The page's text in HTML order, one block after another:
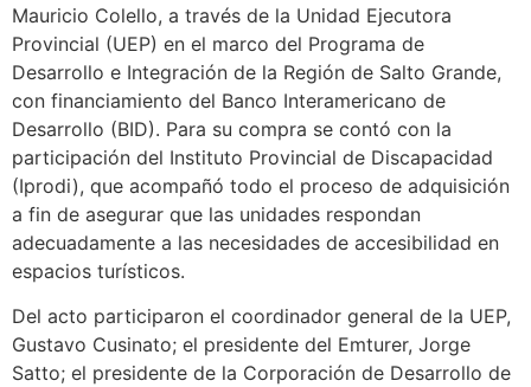
Mauricio Colello, a través de la Unidad Ejecutora
Provincial (UEP) en el marco del Programa de
Desarrollo e Integración de la Región de Salto Grande,
con financiamiento del Banco Interamericano de
Desarrollo (BID). Para su compra se contó con la
participación del Instituto Provincial de Discapacidad
(Iprodi), que acompañó todo el proceso de adquisición
a fin de asegurar que las unidades respondan
adecuadamente a las necesidades de accesibilidad en
espacios turísticos.
Del acto participaron el coordinador general de la UEP,
Gustavo Cusinato; el presidente del Emturer, Jorge
Satto; el presidente de la Corporación de Desarrollo de